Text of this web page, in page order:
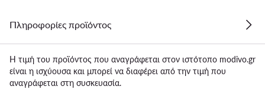
Πληροφορίες προϊόντος
Η τιμή του προϊόντος που αναγράφεται στον ιστότοπο modivo.gr
είναι η ισχύουσα και μπορεί να διαφέρει από την τιμή που
αναγράφεται στη συσκευασία.